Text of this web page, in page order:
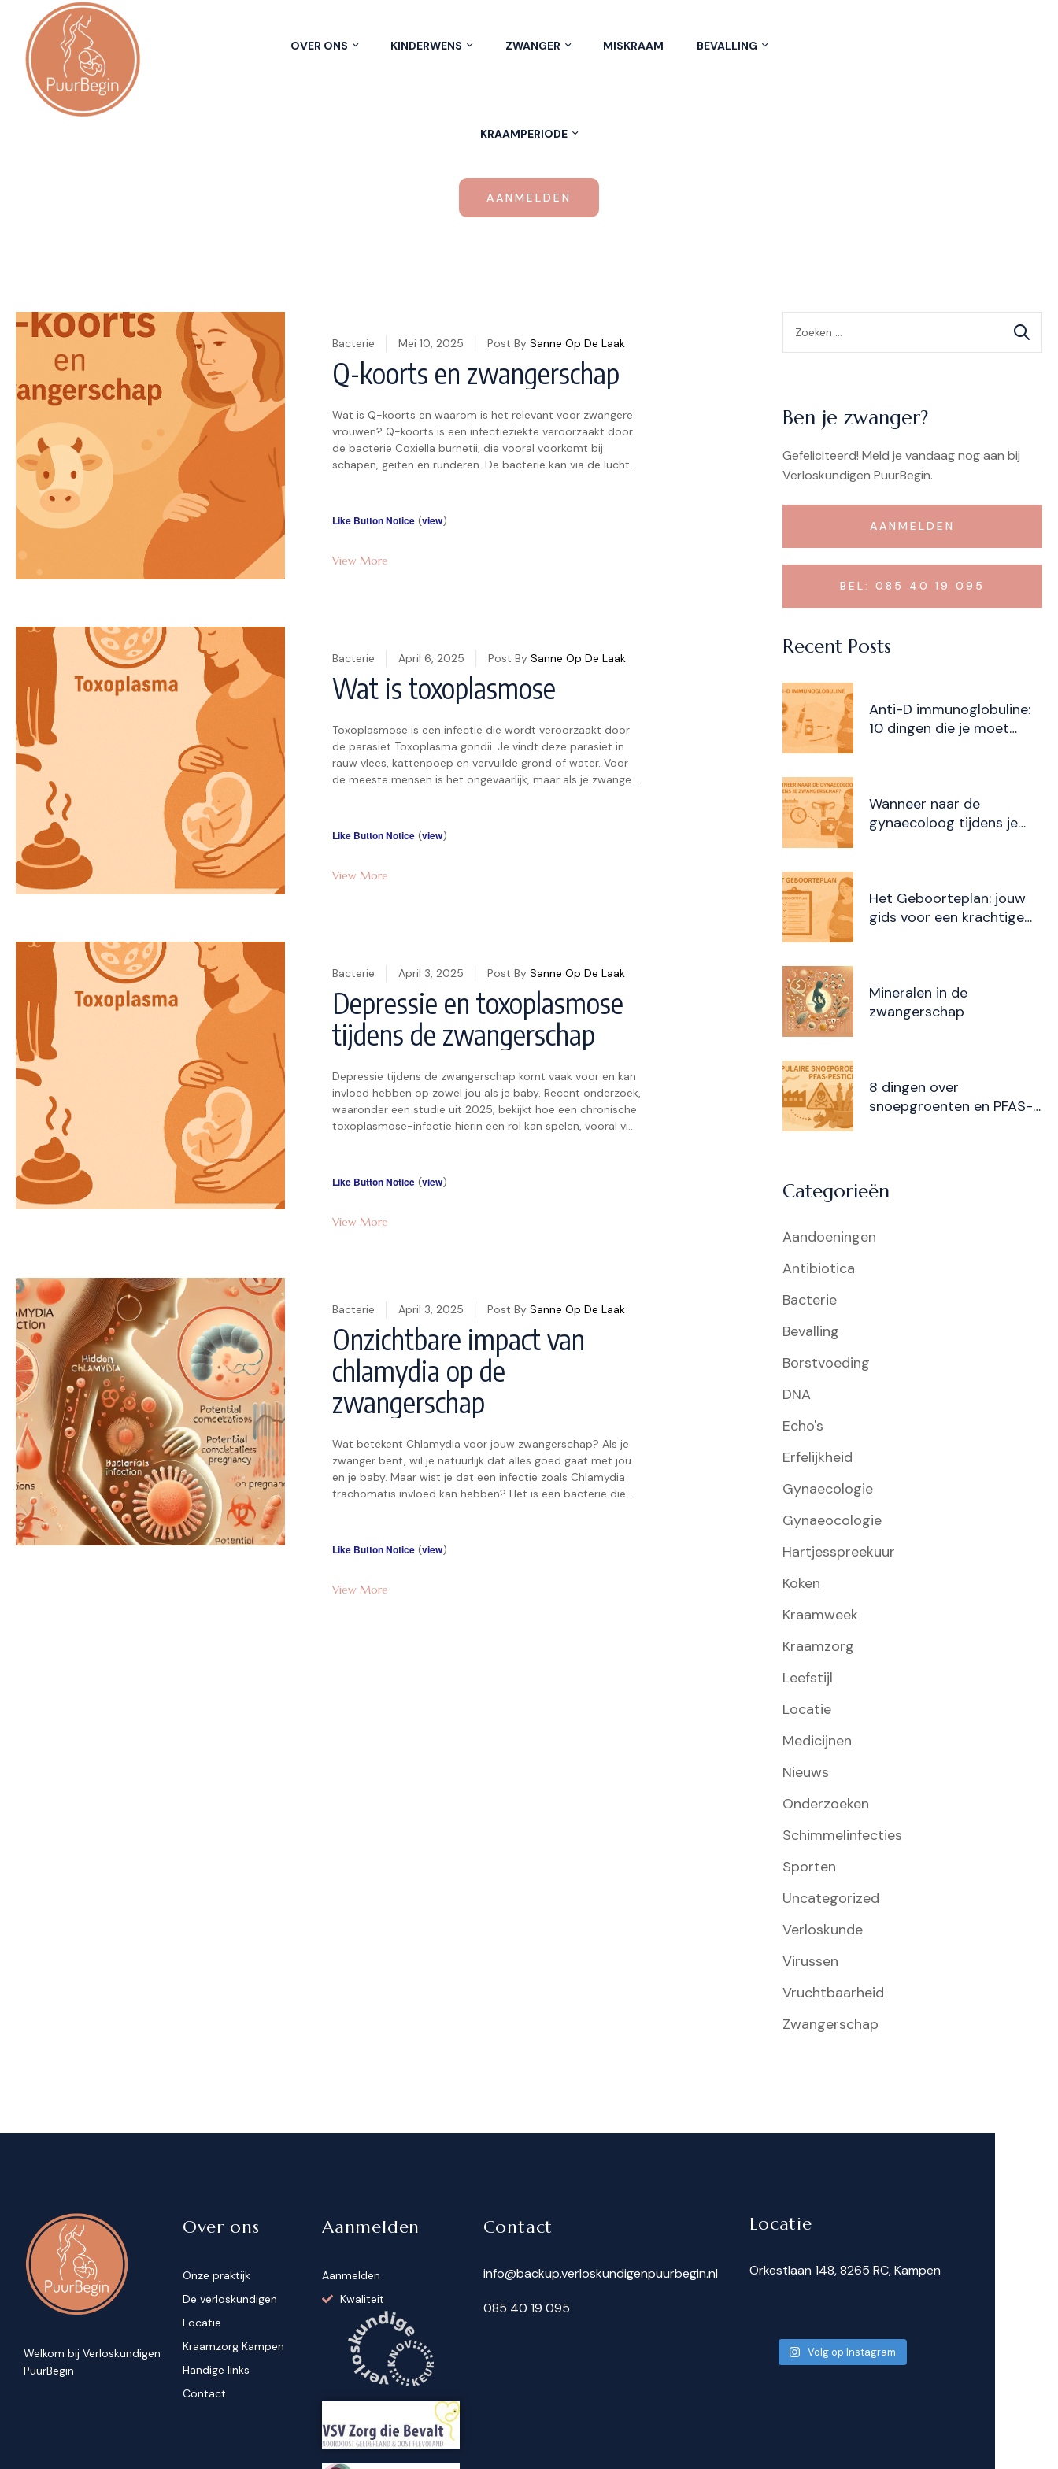
OVER ONS KINDERWENS ZWANGER MISKRAAM BEVALLING
KRAAMPERIODE
AANMELDEN
Mei 10, 2025
Bacterie Post By Sanne Op De Laak
Q-koorts en zwangerschap
Wat is Q-koorts en waarom is het relevant voor zwangere
vrouwen? Q-koorts is een infectieziekte veroorzaakt door
de bacterie Coxiella burnetii, die vooral voorkomt bij
schapen, geiten en runderen. De bacterie kan via de lucht
belangrijk omdat het risico’s kan opleveren, zoals […]
Like Button Notice(view)
View More
April 6, 2025
Bacterie Post By Sanne Op De Laak
Wat is toxoplasmose
Toxoplasmose is een infectie die wordt veroorzaakt door
de parasiet Toxoplasma gondii. Je vindt deze parasiet in
rauw vlees, kattenpoep en vervuilde grond of water. Voor
de meeste mensen is het ongevaarlijk, maar als je zwanger
Like Button Notice(view)
View More
April 3, 2025
Bacterie Post By Sanne Op De Laak
Depressie en toxoplasmose
tijdens de zwangerschap
Depressie tijdens de zwangerschap komt vaak voor en kan
invloed hebben op zowel jou als je baby. Recent onderzoek,
waaronder een studie uit 2025, bekijkt hoe een chronische
toxoplasmose-infectie hierin een rol kan spelen, vooral via
Like Button Notice(view)
View More
April 3, 2025
Bacterie Post By Sanne Op De Laak
Onzichtbare impact van
chlamydia op de
zwangerschap
Wat betekent Chlamydia voor jouw zwangerschap? Als je
zwanger bent, wil je natuurlijk dat alles goed gaat met jou
en je baby. Maar wist je dat een infectie zoals Chlamydia
trachomatis invloed kan hebben? Het is een bacterie die
Wereldgezondheidsorganisatie waren er in […]
Like Button Notice(view)
View More
Ben je zwanger?
Gefeliciteerd! Meld je vandaag nog aan bij
Verloskundigen PuurBegin.
AANMELDEN
BEL: 085 40 19 095
Recent Posts
Anti-D immunoglobuline:
10 dingen die je moet
Wanneer naar de
gynaecoloog tijdens je
Het Geboorteplan: jouw
gids voor een krachtige
Mineralen in de
zwangerschap
8 dingen over
snoepgroenten en PFAS-
Categorieën
Aandoeningen
Antibiotica
Bacterie
Bevalling
Borstvoeding
DNA
Echo's
Erfelijkheid
Gynaecologie
Gynaeocologie
Hartjesspreekuur
Koken
Kraamweek
Kraamzorg
Leefstijl
Locatie
Medicijnen
Nieuws
Onderzoeken
Schimmelinfecties
Sporten
Uncategorized
Verloskunde
Virussen
Vruchtbaarheid
Zwangerschap
Welkom bij Verloskundigen
PuurBegin
Over ons
Onze praktijk
De verloskundigen
Locatie
Kraamzorg Kampen
Handige links
Contact
Aanmelden
Aanmelden
Kwaliteit
Contact
info@backup.verloskundigenpuurbegin.nl
085 40 19 095
Locatie
Orkestlaan 148, 8265 RC, Kampen
Volg op Instagram